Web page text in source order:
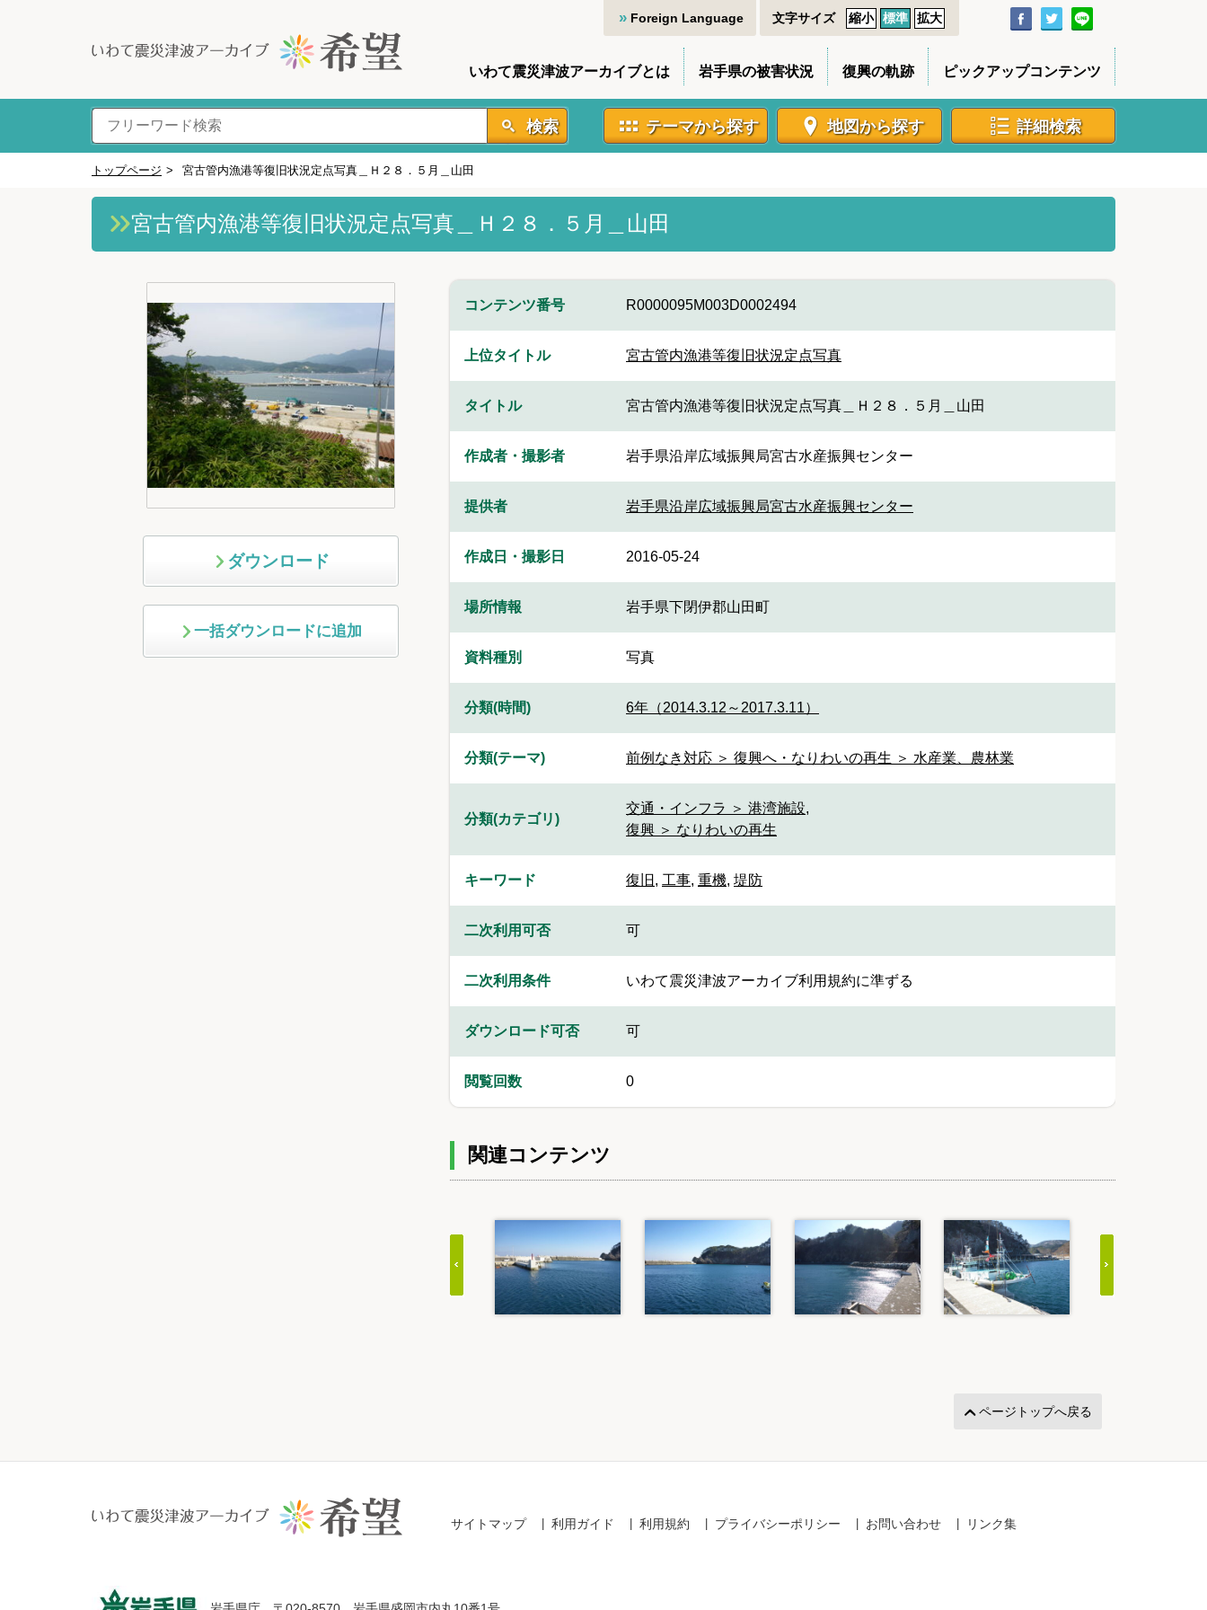
Foreign Language 文字サイズ 縮小 標準 拡大
いわて震災津波アーカイブとは 岩手県の被害状況 復興の軌跡 ピックアップコンテンツ
検索 テーマから探す 地図から探す 詳細検索
トップページ > 宮古管内漁港等復旧状況定点写真＿Ｈ２８．５月＿山田
宮古管内漁港等復旧状況定点写真＿Ｈ２８．５月＿山田
ダウンロード
一括ダウンロードに追加
コンテンツ番号 R0000095M003D0002494
上位タイトル 宮古管内漁港等復旧状況定点写真
タイトル 宮古管内漁港等復旧状況定点写真＿Ｈ２８．５月＿山田
作成者・撮影者 岩手県沿岸広域振興局宮古水産振興センター
提供者 岩手県沿岸広域振興局宮古水産振興センター
作成日・撮影日 2016-05-24
場所情報 岩手県下閉伊郡山田町
資料種別 写真
分類(時間) 6年（2014.3.12～2017.3.11）
分類(テーマ) 前例なき対応 ＞ 復興へ・なりわいの再生 ＞ 水産業、農林業
分類(カテゴリ)
交通・インフラ ＞ 港湾施設,
復興 ＞ なりわいの再生
キーワード 復旧 , 工事, 重機, 堤防
二次利用可否 可
二次利用条件 いわて震災津波アーカイブ利用規約に準ずる
ダウンロード可否 可
閲覧回数 0
関連コンテンツ
ページトップへ戻る
サイトマップ 利用ガイド 利用規約 プライバシーポリシー お問い合わせ リンク集